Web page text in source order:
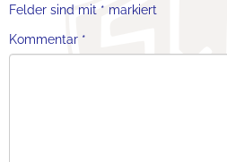
Felder sind mit * markiert
Kommentar *